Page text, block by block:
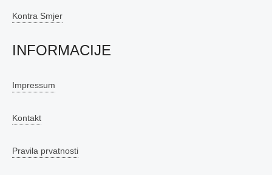
Kontra Smjer
INFORMACIJE
Impressum
Kontakt
Pravila prvatnosti